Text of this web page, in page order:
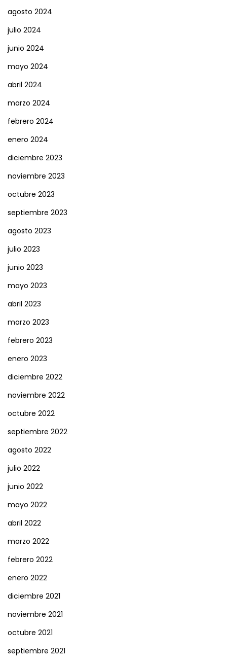
agosto 2024
julio 2024
junio 2024
mayo 2024
abril 2024
marzo 2024
febrero 2024
enero 2024
diciembre 2023
noviembre 2023
octubre 2023
septiembre 2023
agosto 2023
julio 2023
junio 2023
mayo 2023
abril 2023
marzo 2023
febrero 2023
enero 2023
diciembre 2022
noviembre 2022
octubre 2022
septiembre 2022
agosto 2022
julio 2022
junio 2022
mayo 2022
abril 2022
marzo 2022
febrero 2022
enero 2022
diciembre 2021
noviembre 2021
octubre 2021
septiembre 2021